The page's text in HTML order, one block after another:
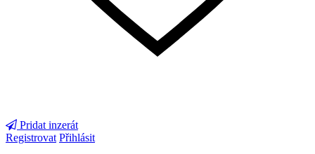
Pridat inzerát
Registrovat Přihlásit